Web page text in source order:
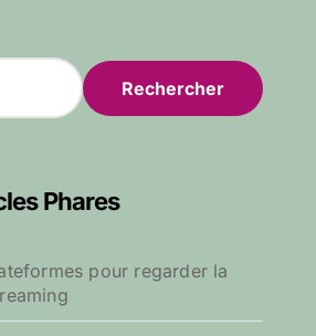
Phares
pour regarder la